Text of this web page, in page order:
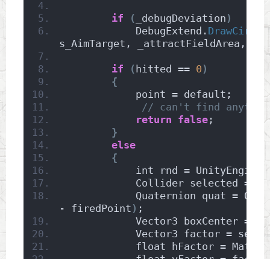
if ( _debugDeviation )
            DebugExtend.
DrawCircle
s_AimTarget, _attractFieldArea,
if ( hitted == 0 )
{
            point = default;
// can't find
return false;
}
else
{
            int rnd = UnityEngine.
Collider selected =
Quaternion quat =
- firedPoint ) ;
Vector3 boxCenter =
Vector3 factor =
            float hFactor = Mathf.